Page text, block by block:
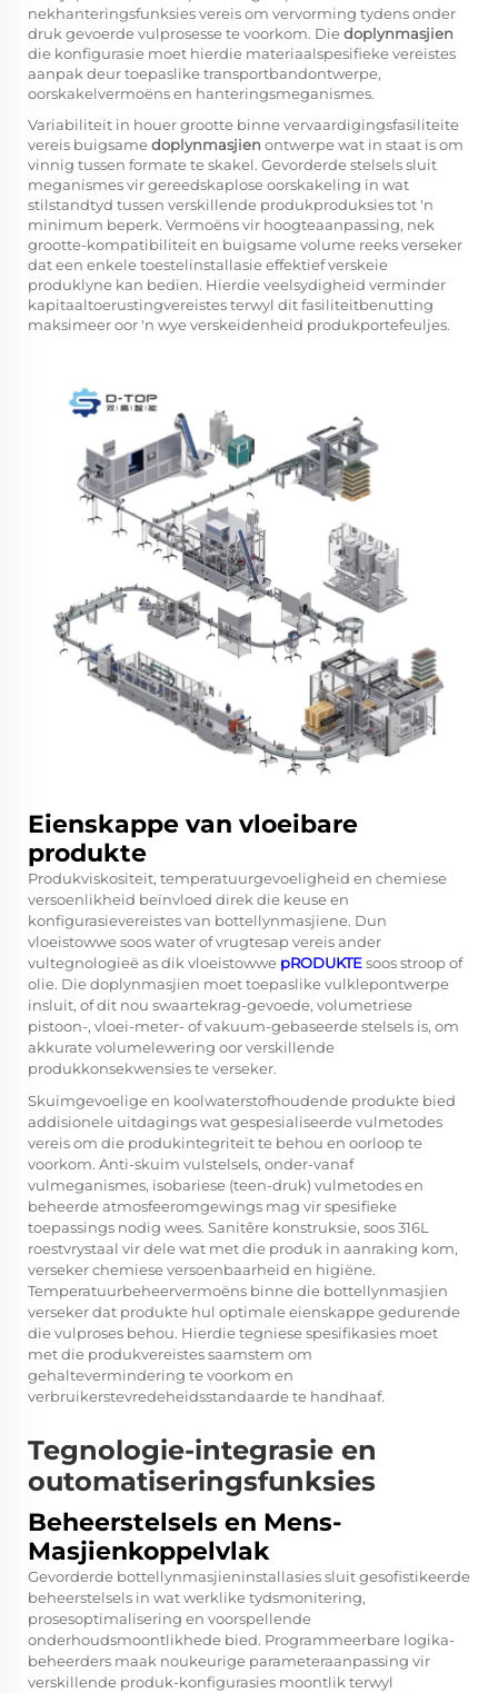
nekhanteringsfunksies vereis om vervorming tydens onder
druk gevoerde vulprosesse te voorkom. Diedoplynmasjien
die konfigurasie moet hierdie materiaalspesifieke vereistes
aanpak deur toepaslike transportbandontwerpe,
oorskakelvermoëns en hanteringsmeganismes.
Variabiliteit in houer grootte binne vervaardigingsfasiliteite
vereis buigsamedoplynmasjien ontwerpe wat in staat is om
vinnig tussen formate te skakel. Gevorderde stelsels sluit
meganismes vir gereedskaplose oorskakeling in wat
stilstandtyd tussen verskillende produkproduksies tot 'n
minimum beperk. Vermoëns vir hoogteaanpassing, nek
grootte-kompatibiliteit en buigsame volume reeks verseker
dat een enkele toestelinstallasie effektief verskeie
produklyne kan bedien. Hierdie veelsydigheid verminder
kapitaaltoerustingvereistes terwyl dit fasiliteitbenutting
maksimeer oor 'n wye verskeidenheid produkportefeuljes.
Eienskappe van vloeibare
produkte
Produkviskositeit, temperatuurgevoeligheid en chemiese
versoenlikheid beïnvloed direk die keuse en
konfigurasievereistes van bottellynmasjiene. Dun
vloeistowwe soos water of vrugtesap vereis ander
vultegnologieë as dik vloeistowwe pRODUKTEsoos stroop of
olie. Diedoplynmasjien moet toepaslike vulklepontwerpe
insluit, of dit nou swaartekrag-gevoede, volumetriese
pistoon-, vloei-meter- of vakuum-gebaseerde stelsels is, om
akkurate volumelewering oor verskillende
produkkonsekwensies te verseker.
Skuimgevoelige en koolwaterstofhoudende produkte bied
addisionele uitdagings wat gespesialiseerde vulmetodes
vereis om die produkintegriteit te behou en oorloop te
voorkom. Anti-skuim vulstelsels, onder-vanaf
vulmeganismes, isobariese (teen-druk) vulmetodes en
beheerde atmosfeeromgewings mag vir spesifieke
toepassings nodig wees. Sanitêre konstruksie, soos 316L
roestvrystaal vir dele wat met die produk in aanraking kom,
verseker chemiese versoenbaarheid en higiëne.
Temperatuurbeheervermoëns binne die bottellynmasjien
verseker dat produkte hul optimale eienskappe gedurende
die vulproses behou. Hierdie tegniese spesifikasies moet
met die produkvereistes saamstem om
gehaltevermindering te voorkom en
verbruikerstevredeheidsstandaarde te handhaaf.
Tegnologie-integrasie en
outomatiseringsfunksies
Beheerstelsels en Mens-
Masjienkoppelvlak
Gevorderde bottellynmasjieninstallasies sluit gesofistikeerde
beheerstelsels in wat werklike tydsmonitering,
prosesoptimalisering en voorspellende
onderhoudsmoontlikhede bied. Programmeerbare logika-
beheerders maak noukeurige parameteraanpassing vir
verskillende produk-konfigurasies moontlik terwyl